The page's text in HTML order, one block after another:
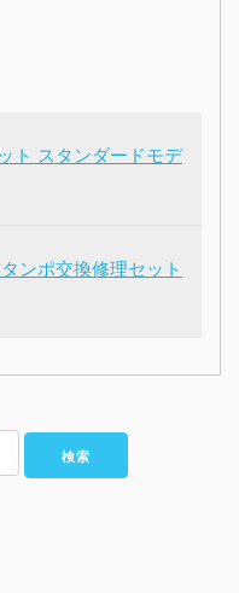
ト スタンダードモデ
ンポ交換修理セット
検索